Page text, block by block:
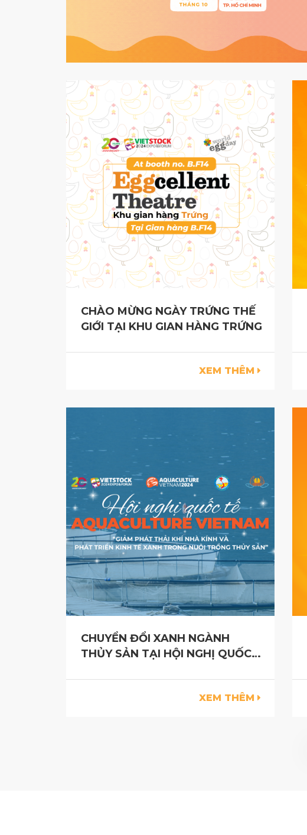
CHÀO MỪNG NGÀY TRỨNG THẾ
GIỚI TẠI KHU GIAN HÀNG TRỨNG
XEM THÊM
CHUYỂN ĐỔI XANH NGÀNH
THỦY SẢN TẠI HỘI NGHỊ QUỐC
XEM THÊM